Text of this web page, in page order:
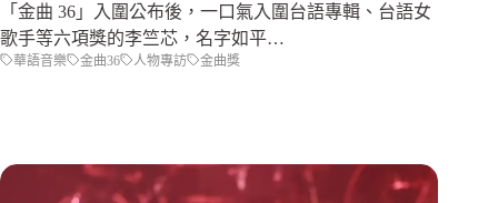
「金曲 36」入圍公布後，一口氣入圍台語專輯、台語女
歌手等六項獎的李竺芯，名字如平…
華語音樂 金曲36 人物專訪 金曲獎